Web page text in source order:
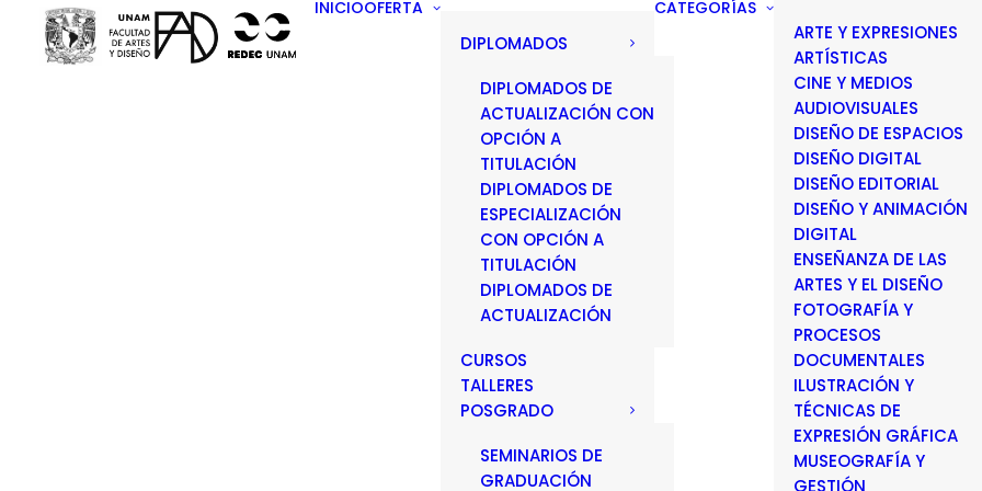
INICIOOFERTA
DIPLOMADOS
DIPLOMADOS DE
ACTUALIZACIÓN CON
OPCIÓN A
TITULACIÓN
DIPLOMADOS DE
ESPECIALIZACIÓN
CON OPCIÓN A
TITULACIÓN
DIPLOMADOS DE
ACTUALIZACIÓN
CURSOS
TALLERES
POSGRADO
SEMINARIOS DE
GRADUACIÓN
CATEGORÍAS
ARTE Y EXPRESIONES
ARTÍSTICAS
CINE Y MEDIOS
AUDIOVISUALES
DISEÑO DE ESPACIOS
DISEÑO DIGITAL
DISEÑO EDITORIAL
DISEÑO Y ANIMACIÓN
DIGITAL
ENSEÑANZA DE LAS
ARTES Y EL DISEÑO
FOTOGRAFÍA Y
PROCESOS
DOCUMENTALES
ILUSTRACIÓN Y
TÉCNICAS DE
EXPRESIÓN GRÁFICA
MUSEOGRAFÍA Y
GESTIÓN